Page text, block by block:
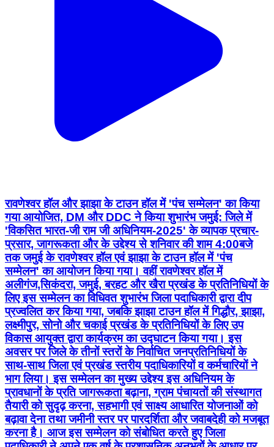
रावणेश्वर हॉल और झाझा के टाउन हॉल में 'पंच सम्मेलन' का किया
गया आयोजित, DM और DDC ने किया शुभारंभ जमुई: जिले में
'विकसित भारत-जी राम जी अधिनियम-2025' के व्यापक प्रचार-
प्रसार, जागरूकता और के उद्देश्य से शनिवार की शाम 4:00बजे
तक जमुई के रावणेश्वर हॉल एवं झाझा के टाउन हॉल में 'पंच
सम्मेलन' का आयोजन किया गया। वहीं रावणेश्वर हॉल में
अलीगंज,सिकंदरा, जमुई, बरहट और खैरा प्रखंड के प्रतिनिधियों के
लिए इस सम्मेलन का विधिवत शुभारंभ जिला पदाधिकारी द्वारा दीप
प्रज्वलित कर किया गया, जबकि झाझा टाउन हॉल में गिद्धौर, झाझा,
लक्ष्मीपुर, सोनो और चकाई प्रखंड के प्रतिनिधियों के लिए उप
विकास आयुक्त द्वारा कार्यक्रम का उद्घाटन किया गया। इस
अवसर पर जिले के तीनों स्तरों के निर्वाचित जनप्रतिनिधियों के
साथ-साथ जिला एवं प्रखंड स्तरीय पदाधिकारियों व कर्मचारियों ने
भाग लिया। इस सम्मेलन का मुख्य उद्देश्य इस अधिनियम के
प्रावधानों के प्रति जागरूकता बढ़ाना, ग्राम पंचायतों की संस्थागत
तैयारी को सुदृढ़ करना, सहभागी एवं साक्ष्य आधारित योजनाओं को
बढ़ावा देना तथा जमीनी स्तर पर पारदर्शिता और जवाबदेही को मजबूत
करना है। आज इस सम्मेलन को संबोधित करते हुए जिला